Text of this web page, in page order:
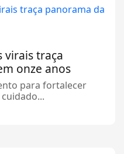
virais traça
onze anos
para fortalecer